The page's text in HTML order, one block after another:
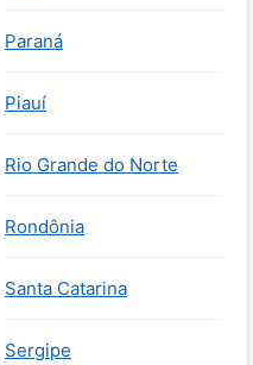
Paraná
Piauí
Rio Grande do Norte
Rondônia
Santa Catarina
Sergipe